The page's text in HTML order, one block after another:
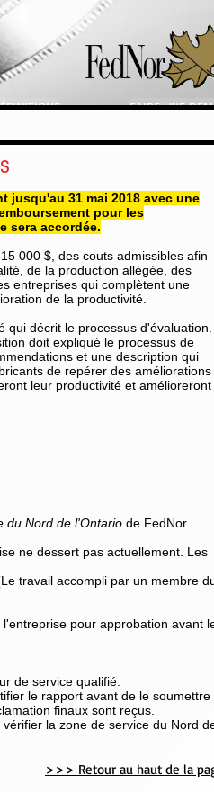
AIDE FAIRE UNE
jusqu'au 31 mai 2018 avec une
pour les
sera accordée.
000 $, des couts admissibles afin
de la production allégée, des
entreprises qui complètent une
de la productivité.
décrit le processus d'évaluation.
doit expliqué le processus de
et une description qui
de repérer des améliorations
leur productivité et amélioreront
du Nord de l'Ontario de FedNor.
ne dessert pas actuellement. Les
travail accompli par un membre
pour approbation avant
de service qualifié.
le rapport avant de le soumettre
finaux sont reçus.
la zone de service du Nord
>>> Retour au haut de la